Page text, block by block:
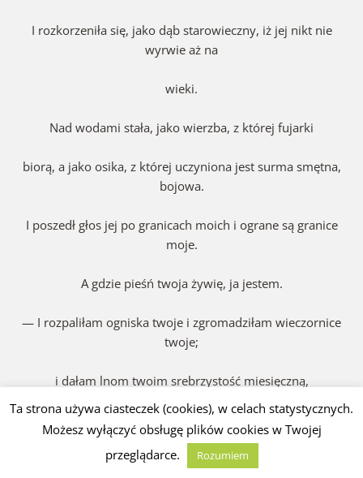
I rozkorzeniła się, jako dąb starowieczny, iż jej nikt nie
wyrwie aż na
wieki.
Nad wodami stała, jako wierzba, z której fujarki
biorą, a jako osika, z której uczyniona jest surma smętna,
bojowa.
I poszedł głos jej po granicach moich i ograne są granice
moje.
A gdzie pieśń twoja żywię, ja jestem.
— I rozpaliłam ogniska twoje i zgromadziłam wieczornice
twoje;
i dałam lnom twoim srebrzystość miesięczną,
a chatom twoim trzaskanie łuczywa;
i dałam długie zmierzchy zimowemu niebu twemu,
Ta strona używa ciasteczek (cookies), w celach statystycznych.
Możesz wyłączyć obsługę plików cookies w Twojej
przeglądarce.
Rozumiem